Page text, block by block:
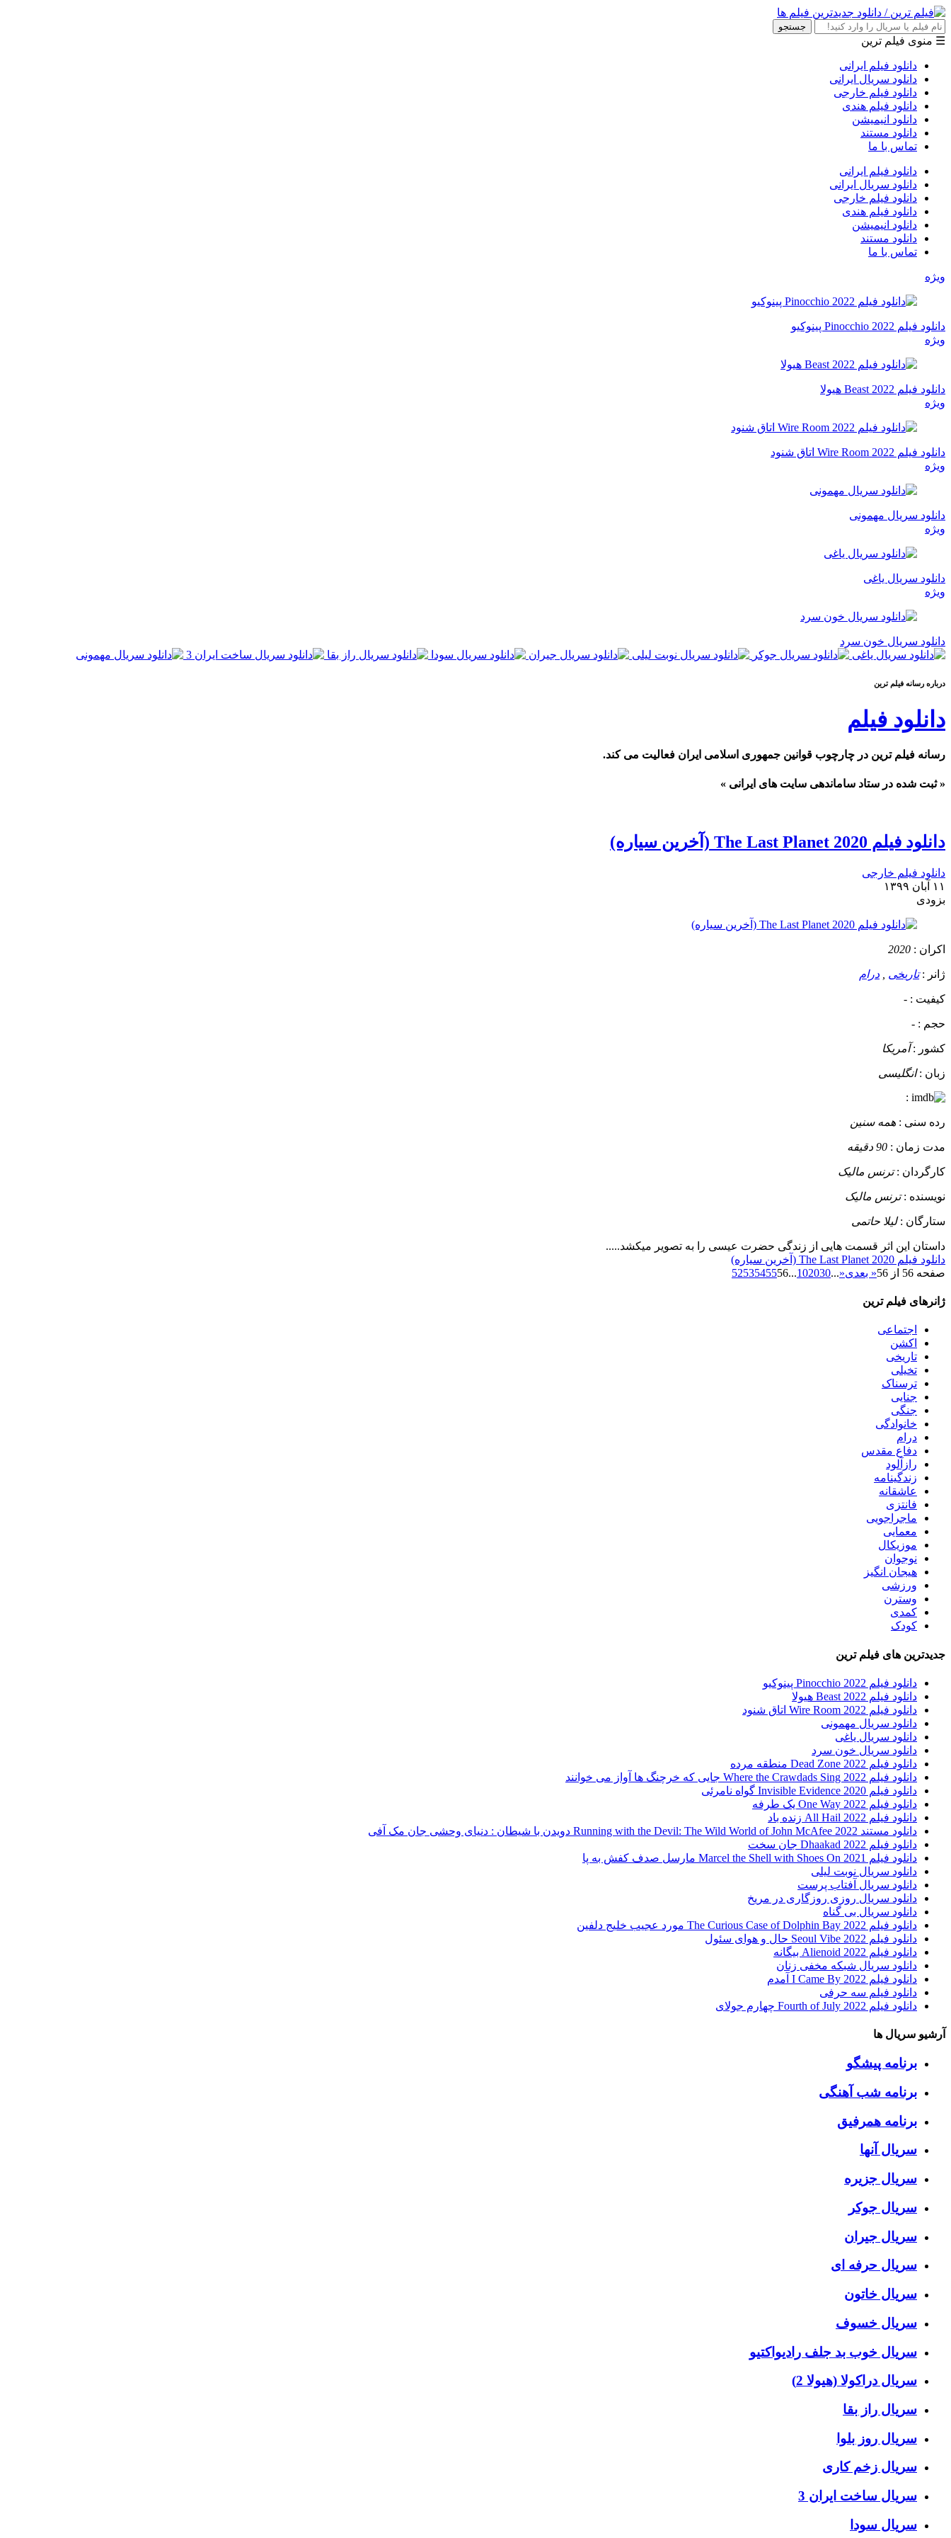
جستجو
☰ منوی فیلم ترین
دانلود فیلم ایرانی
دانلود سریال ایرانی
دانلود فیلم خارجی
دانلود فیلم هندی
دانلود انیمیشن
دانلود مستند
تماس با ما
دانلود فیلم ایرانی
دانلود سریال ایرانی
دانلود فیلم خارجی
دانلود فیلم هندی
دانلود انیمیشن
دانلود مستند
تماس با ما
ویژه
دانلود فیلم Pinocchio 2022 پینوکیو
ویژه
دانلود فیلم Beast 2022 هیولا
ویژه
دانلود فیلم Wire Room 2022 اتاق شنود
ویژه
دانلود سریال مهمونی
ویژه
دانلود سریال یاغی
ویژه
دانلود سریال خون سرد
درباره رسانه فیلم ترین
دانلود فیلم
رسانه فیلم ترین در چارچوب قوانین جمهوری اسلامی ایران فعالیت می کند.
« ثبت شده در ستاد ساماندهی سایت های ایرانی »
دانلود فیلم The Last Planet 2020 (آخرین سیاره)
دانلود فیلم خارجی
۱۱ آبان ۱۳۹۹
بزودی
اکران : 2020
ژانر :تاریخی درام
کیفیت : -
حجم : -
کشور :آمریکا
زبان :انگلیسی
:
رده سنی : همه سنین
مدت زمان : 90 دقیقه
کارگردان :ترنس مالیک
نویسنده :ترنس مالیک
ستارگان :لیلا حاتمی
داستان این اثر قسمت هایی از زندگی حضرت عیسی را به تصویر میکشد.....
دانلود فیلم The Last Planet 2020 (آخرین سیاره)
صفحه 56 از 56
« بعدی«
...
102030
...
5253545556
ژانرهای فیلم ترین
اجتماعی
اکشن
تاریخی
تخیلی
ترسناک
جنایی
جنگی
خانوادگی
درام
دفاع مقدس
رازآلود
زندگینامه
عاشقانه
فانتزی
ماجراجویی
معمایی
موزیکال
نوجوان
هیجان انگیز
ورزشی
وسترن
کمدی
کودک
جدیدترین های فیلم ترین
دانلود فیلم Pinocchio 2022 پینوکیو
دانلود فیلم Beast 2022 هیولا
دانلود فیلم Wire Room 2022 اتاق شنود
دانلود سریال مهمونی
دانلود سریال یاغی
دانلود سریال خون سرد
دانلود فیلم 2022 Dead Zone منطقه مرده
دانلود فیلم Where the Crawdads Sing 2022 جایی که خرچنگ ها آواز می خوانند
دانلود فیلم 2020 Invisible Evidence گواه نامرئی
دانلود فیلم One Way 2022 یک طرفه
دانلود فیلم All Hail 2022 زنده باد
دانلود مستند Running with the Devil: The Wild World of John McAfee 2022 دویدن با شیطان : دنیای وحشی جان مک آفی
دانلود فیلم Dhaakad 2022 جان سخت
دانلود فیلم Marcel the Shell with Shoes On 2021 مارسل صدف کفش به پا
دانلود سریال نوبت لیلی
دانلود سریال آفتاب پرست
دانلود سریال روزی روزگاری در مریخ
دانلود سریال بی گناه
دانلود فیلم The Curious Case of Dolphin Bay 2022 مورد عجیب خلیج دلفین
دانلود فیلم Seoul Vibe 2022 حال و هوای سئول
دانلود فیلم Alienoid 2022 بیگانه
دانلود سریال شبکه مخفی زنان
دانلود فیلم I Came By 2022 آمدم
دانلود فیلم سه حرفی
دانلود فیلم Fourth of July 2022 چهارم جولای
آرشیو سریال ها
برنامه پیشگو
برنامه شب آهنگی
برنامه همرفیق
سریال آنها
سریال جزیره
سریال جوکر
سریال جیران
سریال حرفه ای
سریال خاتون
سریال خسوف
سریال خوب بد جلف رادیواکتیو
سریال دراکولا (هیولا 2)
سریال راز بقا
سریال روز بلوا
سریال زخم کاری
سریال ساخت ایران 3
سریال سودا